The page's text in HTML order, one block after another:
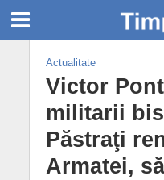
Actualitate
Victor
militarii
Păstraţi
Armatei,